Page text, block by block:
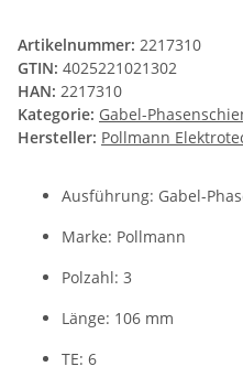
Artikelnummer: 2217310
GTIN: 4025221021302
HAN: 2217310
Kategorie: Gabel-
Hersteller: Pollmann
Ausführung: Gabel-
Marke: Pollmann
Polzahl: 3
Länge: 106 mm
TE: 6